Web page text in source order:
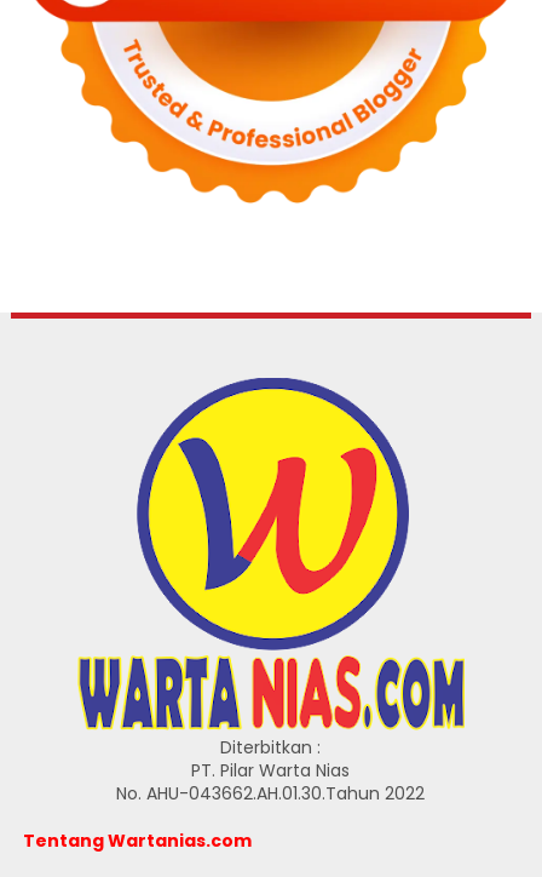
Diterbitkan :
PT. Pilar Warta Nias
No. AHU-043662.AH.01.30.Tahun 2022
Tentang Wartanias.com